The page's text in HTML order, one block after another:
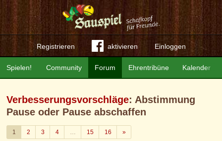
Registrieren aktivieren Einloggen
Community Forum Ehrentribüne Kalender
Spielen!
Verbesserungsvorschläge: Abstimmung
Pause oder Pause abschaffen
1 2 3 4 … 15 16 »Weiter